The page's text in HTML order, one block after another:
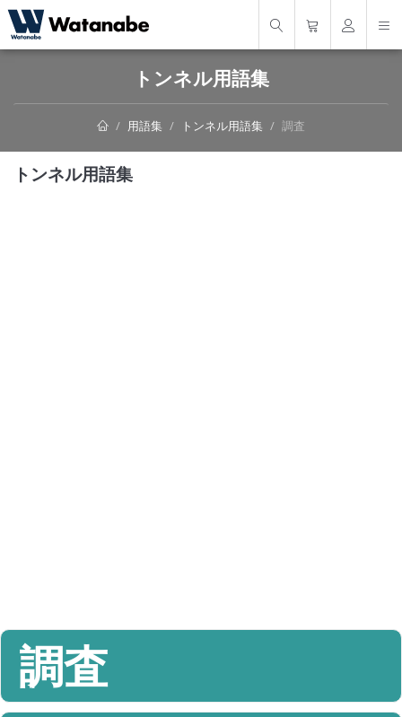
トンネル用語集
用語集 トンネル用語集 調査
トンネル用語集
調査